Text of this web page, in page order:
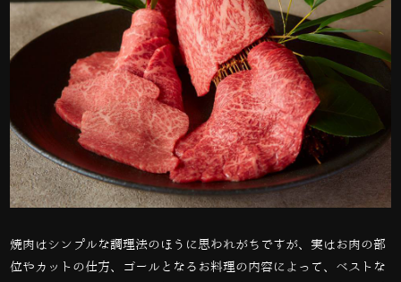
焼肉はシンプルな調理法のほうに思われがちですが、実はお肉の部
位やカットの仕方、ゴールとなるお料理の内容によって、ベストな